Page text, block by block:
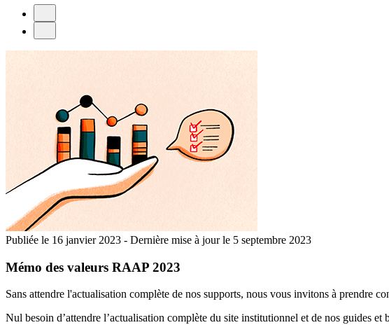
Publiée le 16 janvier 2023 - Dernière mise à jour le 5 septembre 2023
Mémo des valeurs RAAP 2023
Sans attendre l'actualisation complète de nos supports, nous vous invitons à prendre
Nul besoin d’attendre l’actualisation complète du site institutionnel et de nos guides